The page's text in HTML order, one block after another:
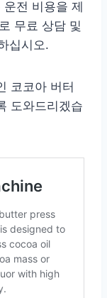
전 비용을 제
무료 상담 및
십시오.
코코아 버터
도와드리겠습